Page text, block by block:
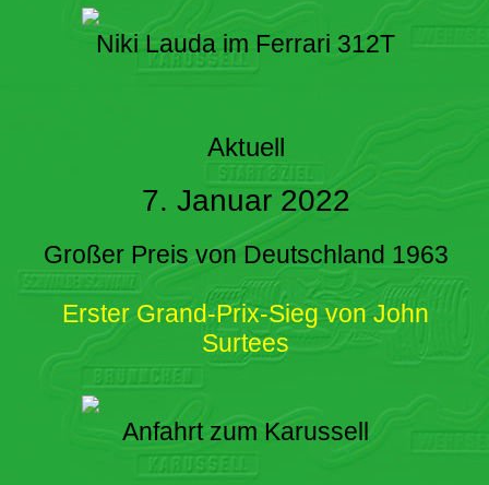
Niki Lauda im Ferrari 312T
Aktuell
7. Januar 2022
Großer Preis von Deutschland 1963
Erster Grand-Prix-Sieg von John
Surtees
Anfahrt zum Karussell